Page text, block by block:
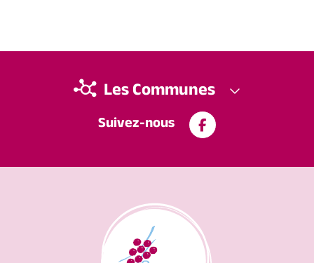
Suivez-nous
Les Communes